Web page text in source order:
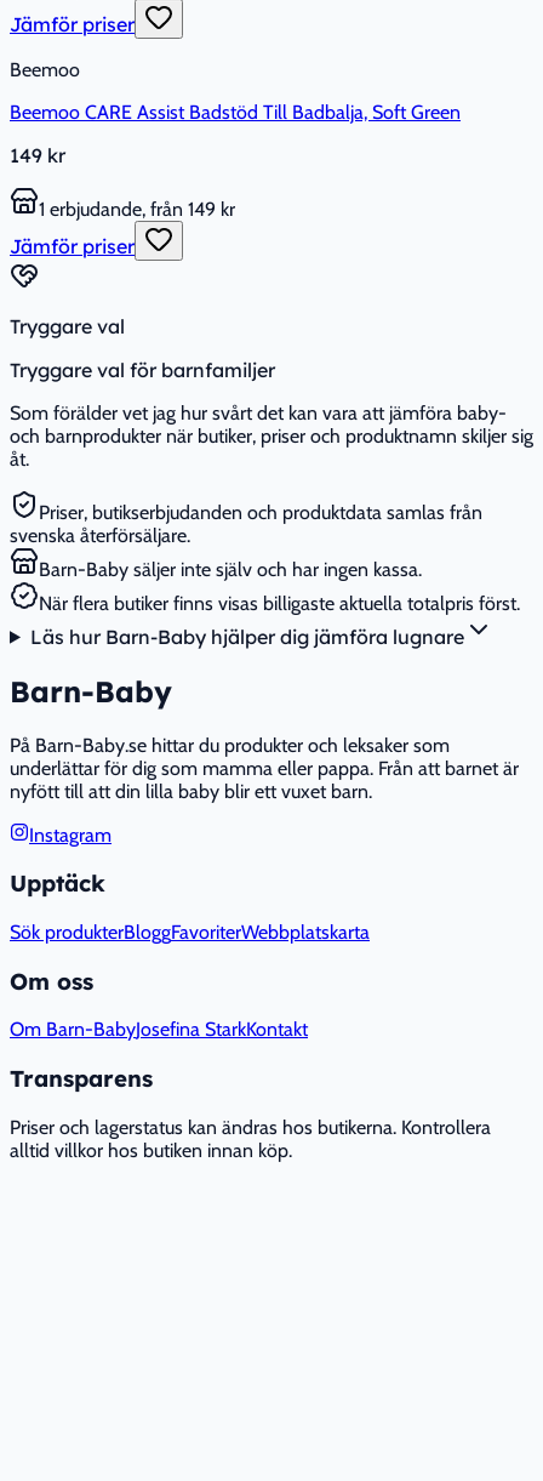
Jämför priser
Beemoo
Beemoo CARE Assist Badstöd Till Badbalja, Soft Green
149 kr
1 erbjudande, från 149 kr
Jämför priser
Tryggare val
Tryggare val för barnfamiljer
Som förälder vet jag hur svårt det kan vara att jämföra baby-
och barnprodukter när butiker, priser och produktnamn skiljer sig
åt.
Priser, butikserbjudanden och produktdata samlas från
svenska återförsäljare.
Barn-Baby säljer inte själv och har ingen kassa.
När flera butiker finns visas billigaste aktuella totalpris först.
Läs hur Barn-Baby hjälper dig jämföra lugnare
Barn-Baby
På Barn-Baby.se hittar du produkter och leksaker som
underlättar för dig som mamma eller pappa. Från att barnet är
nyfött till att din lilla baby blir ett vuxet barn.
Instagram
Upptäck
Sök produkterBloggFavoriterWebbplatskarta
Om oss
Om Barn-BabyJosefina StarkKontakt
Transparens
Priser och lagerstatus kan ändras hos butikerna. Kontrollera
alltid villkor hos butiken innan köp.